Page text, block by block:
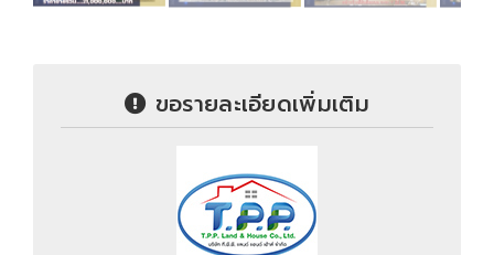
ขอรายละเอียดเพิ่มเติม